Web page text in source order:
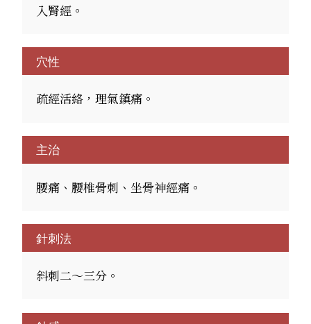
入腎經。
穴性
疏經活絡，理氣鎮痛。
主治
腰痛、腰椎骨刺、坐骨神經痛。
針刺法
斜刺二～三分。